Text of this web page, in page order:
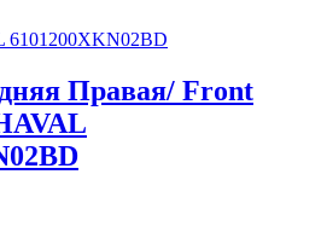
Правая/ Front